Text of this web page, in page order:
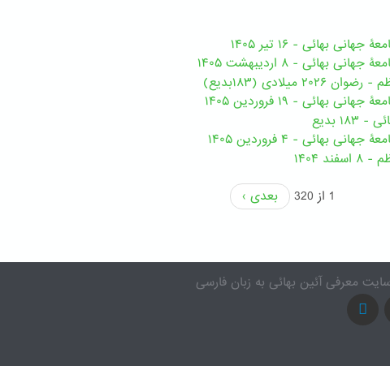
بهائی - ۱۶ تیر ۱۴۰۵
بهائی - ۸ اردیبهشت ۱۴۰۵
میلادی (۱۸۳بدیع)
بهائی - ۱۹ فروردین ۱۴۰۵
بدیع
بهائی - ۴ فروردین ۱۴۰۵
۱۴۰۴
1 از 320
بعدی ›